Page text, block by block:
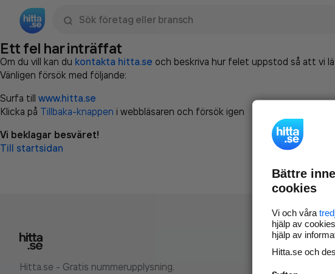
Ett fel har inträffat
Om du vill kan du kontakta hitta.se och beskriva hur felet uppstod så att vi
Vänligen försök med följande:
Surfa till www.hitta.se
Klicka på Tillbaka-knappen i webbläsaren och försök igen
Vi beklagar besväret!
Till startsidan
Hitta.se - Gratis nummerupplysning.
Bättre
cookies
Vi och våra
hjälp av
hjälp av
Hitta.se och